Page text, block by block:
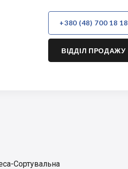
+380 (48) 700 18 18
ВІДДІЛ ПРОДАЖУ
Сортувальна